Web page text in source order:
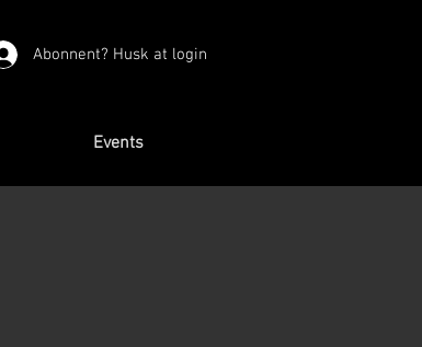
Abonnent? Husk at login
Events